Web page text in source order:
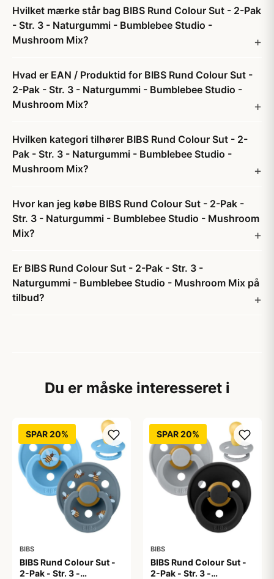
Hvilket mærke står bag BIBS Rund Colour Sut - 2-Pak
- Str. 3 - Naturgummi - Bumblebee Studio -
Mushroom Mix?
Hvad er EAN / Produktid for BIBS Rund Colour Sut -
2-Pak - Str. 3 - Naturgummi - Bumblebee Studio -
Mushroom Mix?
Hvilken kategori tilhører BIBS Rund Colour Sut - 2-
Pak - Str. 3 - Naturgummi - Bumblebee Studio -
Mushroom Mix?
Hvor kan jeg købe BIBS Rund Colour Sut - 2-Pak -
Str. 3 - Naturgummi - Bumblebee Studio - Mushroom
Mix?
Er BIBS Rund Colour Sut - 2-Pak - Str. 3 -
Naturgummi - Bumblebee Studio - Mushroom Mix på
tilbud?
Du er måske interesseret i
SPAR 20%
BIBS
BIBS Rund Colour Sut -
2-Pak - Str. 3 -
SPAR 20%
BIBS
BIBS Rund Colour Sut -
2-Pak - Str. 3 -